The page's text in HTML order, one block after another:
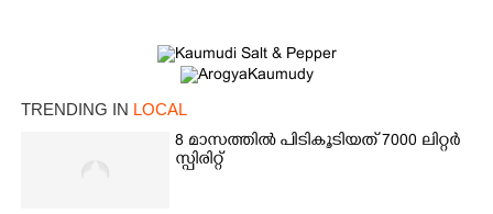
TRENDING IN LOCAL
8 മാസത്തിൽ പിടികൂടിയത് 7000 ലിറ്റർ
സ്പിരിറ്റ്
Share this link